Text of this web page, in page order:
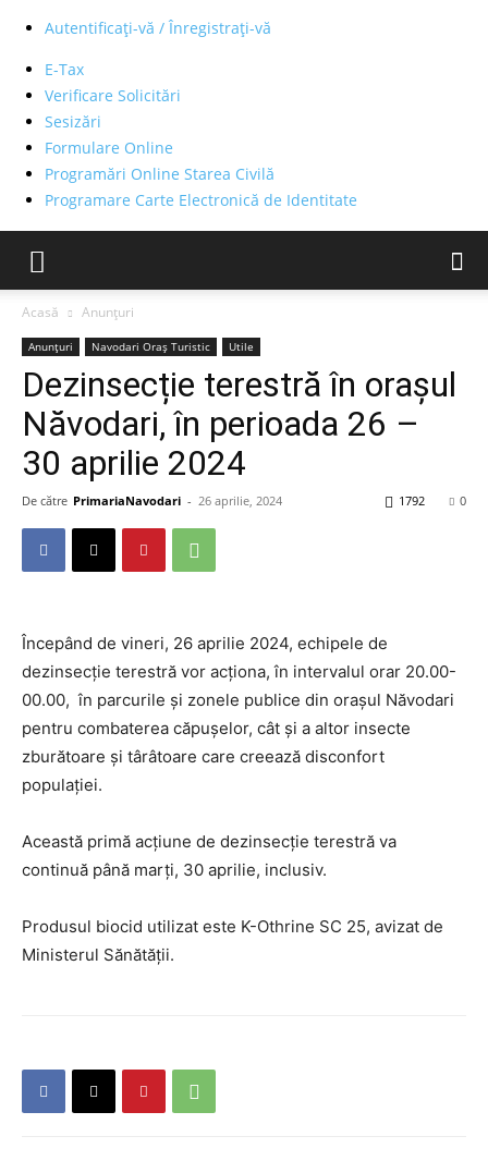
Autentificați-vă / Înregistrați-vă
E-Tax
Verificare Solicitări
Sesizări
Formulare Online
Programări Online Starea Civilă
Programare Carte Electronică de Identitate
Acasă Anunțuri
Anunțuri Navodari Oraș Turistic Utile
Dezinsecție terestră în orașul
Năvodari, în perioada 26 –
30 aprilie 2024
De către PrimariaNavodari - 26 aprilie, 2024 0
1792
Începând de vineri, 26 aprilie 2024, echipele de
dezinsecție terestră vor acționa, în intervalul orar 20.00-
00.00, în parcurile și zonele publice din orașul Năvodari
pentru combaterea căpușelor, cât și a altor insecte
zburătoare și târâtoare care creează disconfort
populației.
Această primă acțiune de dezinsecție terestră va
continuă până marți, 30 aprilie, inclusiv.
Produsul biocid utilizat este K-Othrine SC 25, avizat de
Ministerul Sănătății.